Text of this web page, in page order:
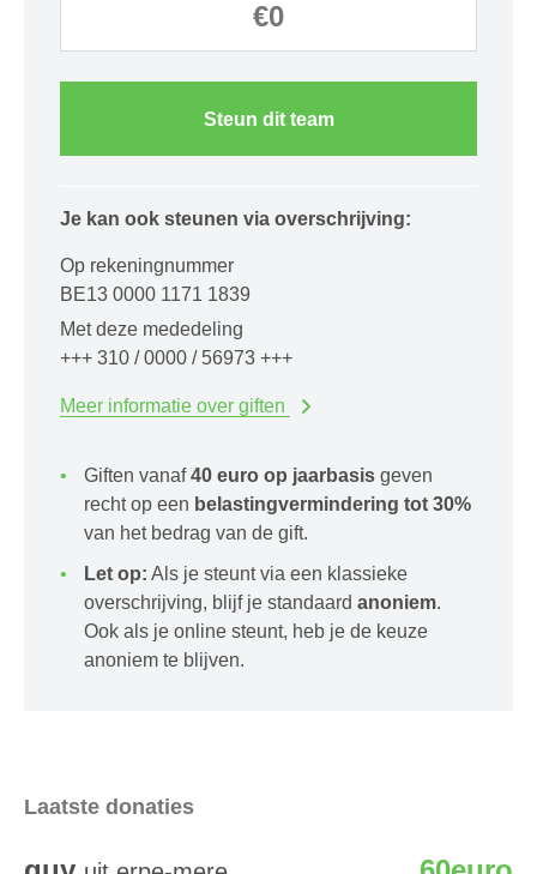
Steun dit team
Je kan ook steunen via overschrijving:
Op rekeningnummer
BE13 0000 1171 1839
Met deze mededeling
+++ 310 / 0000 / 56973 +++
Meer informatie over giften
Giften vanaf40 euro op jaarbasis geven
recht op een belastingvermindering tot 30%
van het bedrag van de gift.
Let op: Als je steunt via een klassieke
overschrijving, blijf je standaard anoniem.
Ook als je online steunt, heb je de keuze
anoniem te blijven.
Laatste donaties